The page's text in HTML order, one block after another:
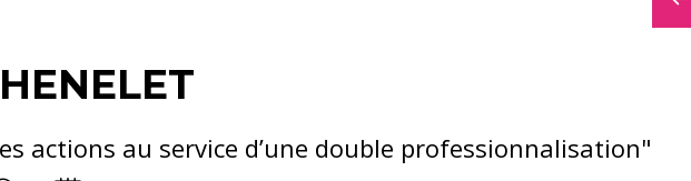
actions au service d’une double professionnalisation"